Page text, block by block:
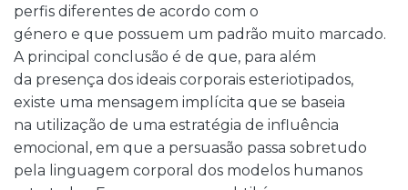
perfis diferentes de acordo com o
género e que possuem um padrão muito marcado.
A principal conclusão é de que, para além
da presença dos ideais corporais esteriotipados,
existe uma mensagem implícita que se baseia
na utilização de uma estratégia de influência
emocional, em que a persuasão passa sobretudo
pela linguagem corporal dos modelos humanos